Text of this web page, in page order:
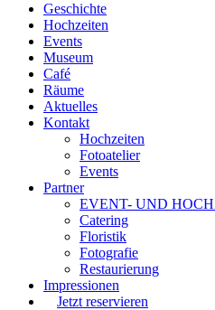
Geschichte
Hochzeiten
Events
Museum
Café
Räume
Aktuelles
Kontakt
Hochzeiten
Fotoatelier
Events
Partner
EVENT- UND
Catering
Floristik
Fotografie
Restaurierung
Impressionen
Jetzt reservieren